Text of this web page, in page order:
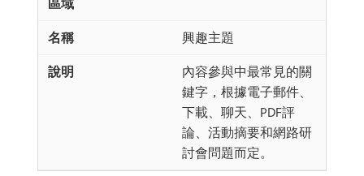
興趣主題
內容參與中最常見的關
鍵字，根據電子郵件、
下載、聊天、PDF評
論、活動摘要和網路研
討會問題而定。